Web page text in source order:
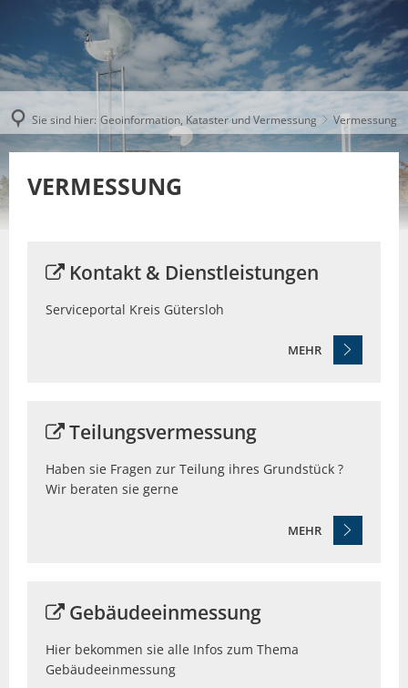
Sie sind hier: Geoinformation, Kataster und Vermessung Vermessung
VERMESSUNG
Kontakt & Dienstleistungen
Serviceportal Kreis Gütersloh
MEHR
Teilungsvermessung
Haben sie Fragen zur Teilung ihres Grundstück ?
Wir beraten sie gerne
MEHR
Gebäudeeinmessung
Hier bekommen sie alle Infos zum Thema
Gebäudeeinmessung